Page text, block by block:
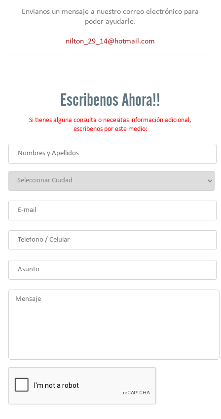
Envianos un mensaje a nuestro correo electrónico para
poder ayudarle.
nilton_29_14@hotmail.com
Escribenos Ahora!!
Si tienes alguna consulta o necesitas información adicional,
escribenos por este medio: